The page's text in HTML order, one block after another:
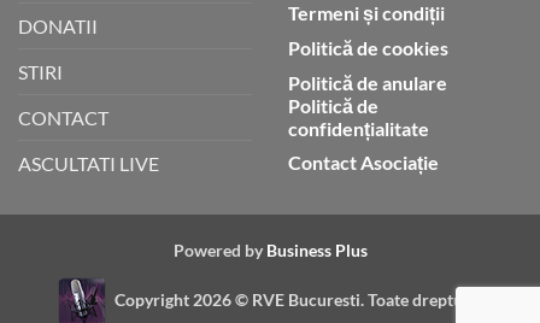
DONATII
STIRI
CONTACT
ASCULTATI LIVE
Termeni și condiții
Politică de cookies
Politică de anulare
Politică de
confidențialitate
Contact Asociație
Powered by Business Plus
Copyright 2026 © RVE Bucuresti. Toate drepturile